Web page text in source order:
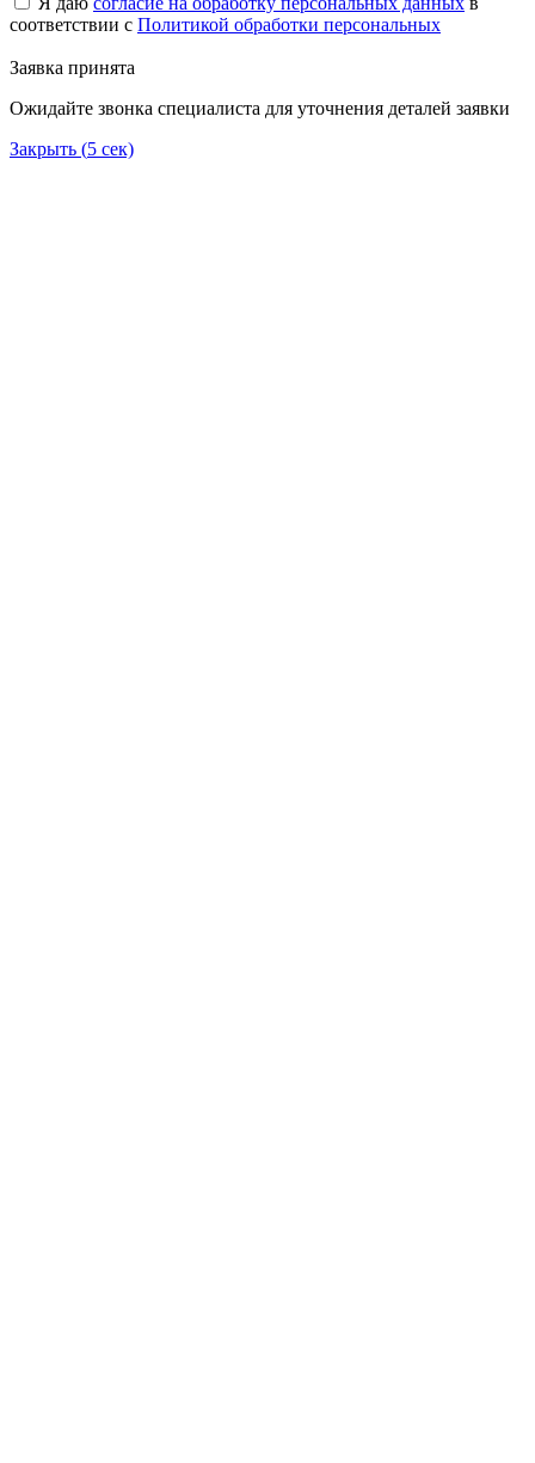
соответствии с Политикой обработки персональных
Заявка принята
Ожидайте звонка специалиста для уточнения деталей заявки
Закрыть (5 сек)